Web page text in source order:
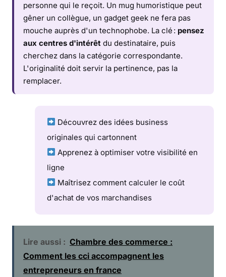
personne qui le reçoit. Un mug humoristique peut
gêner un collègue, un gadget geek ne fera pas
mouche auprès d'un technophobe. La clé : pensez
aux centres d'intérêt du destinataire, puis
cherchez dans la catégorie correspondante.
L'originalité doit servir la pertinence, pas la
remplacer.
Découvrez des idées business
originales qui cartonnent
Apprenez àoptimiser votre visibilité en
ligne
Maîtrisez commentcalculer le coût
d'achat de vos marchandises
Lire aussi : Chambre des commerce :
Comment les cci accompagnent les
entrepreneurs en france